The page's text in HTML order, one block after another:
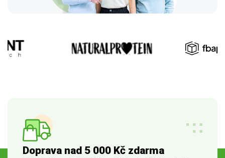
Doprava nad 5 000 Kč zdarma